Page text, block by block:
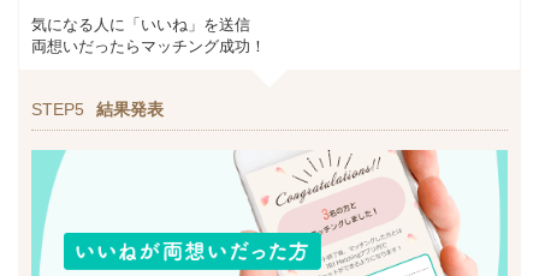
気になる人に「いいね」を送信
両想いだったらマッチング成功！
STEP5 結果発表